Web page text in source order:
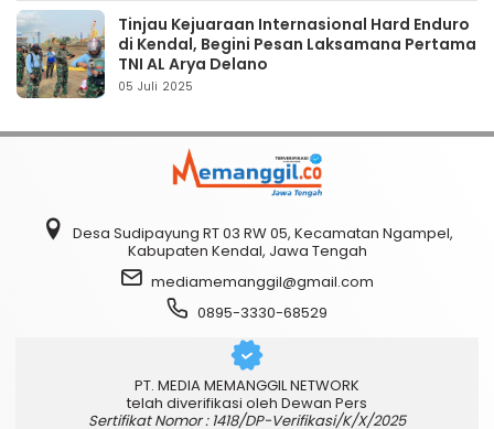
Tinjau Kejuaraan Internasional Hard Enduro
di Kendal, Begini Pesan Laksamana Pertama
TNI AL Arya Delano
05 Juli 2025
Desa Sudipayung RT 03 RW 05, Kecamatan Ngampel,
Kabupaten Kendal, Jawa Tengah
mediamemanggil@gmail.com
0895-3330-68529
PT. MEDIA MEMANGGIL NETWORK
telah diverifikasi oleh Dewan Pers
Sertifikat Nomor : 1418/DP-Verifikasi/K/X/2025